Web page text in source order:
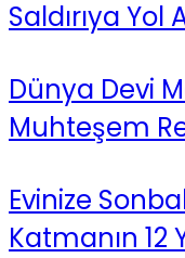
Saldırıya Yol
Dünya Devi
Muhteşem
Evinize
Katmanın 12